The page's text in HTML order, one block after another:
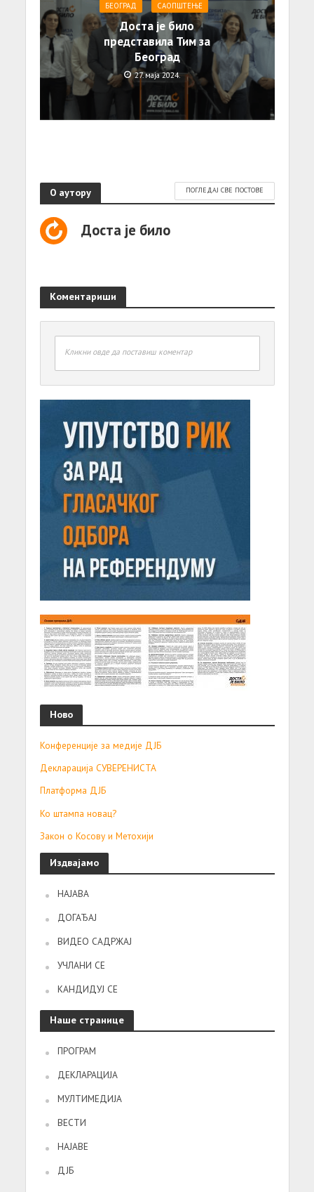
БЕОГРАД САОПШТЕЊE
Доста је било
представила Тим за
Београд
27. маја 2024.
О аутору ПОГЛЕДАЈ СВЕ ПОСТОВЕ
Доста је било
Коментариши
Кликни овде да поставиш коментар
Ново
Конференције за медије ДЈБ
Декларација СУВЕРЕНИСТА
Платформа ДЈБ
Ко штампа новац?
Закон о Косову и Метохији
Издвајамо
НАЈАВА
ДОГАЂАЈ
ВИДЕО САДРЖАЈ
УЧЛАНИ СЕ
КАНДИДУЈ СЕ
Наше странице
ПРОГРАМ
ДЕКЛАРАЦИЈА
МУЛТИМЕДИЈА
ВЕСТИ
НАЈАВЕ
ДЈБ